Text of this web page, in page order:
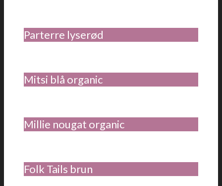
Parterre lyserød
Mitsi blå organic
Millie nougat organic
Folk Tails brun